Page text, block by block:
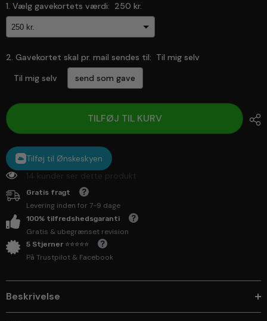
1. Vælg gavekortets værdi: 250 kr.
2. Gavekortet skal pr. mail sendes til: Til mig selv
Til mig selv
send som gave
to the price
TILFØJ TIL KURV
Tilføj til Ønskeskyen
14 kunder ser dette produkt
Gratis fragt
Levering inden for 7-9 dage
100% tilfredshedsgaranti
Gratis & ubegrænset revision
5 Stjerner ⭐⭐⭐⭐⭐
På Trustpilot & Facebook
Beskrivelse